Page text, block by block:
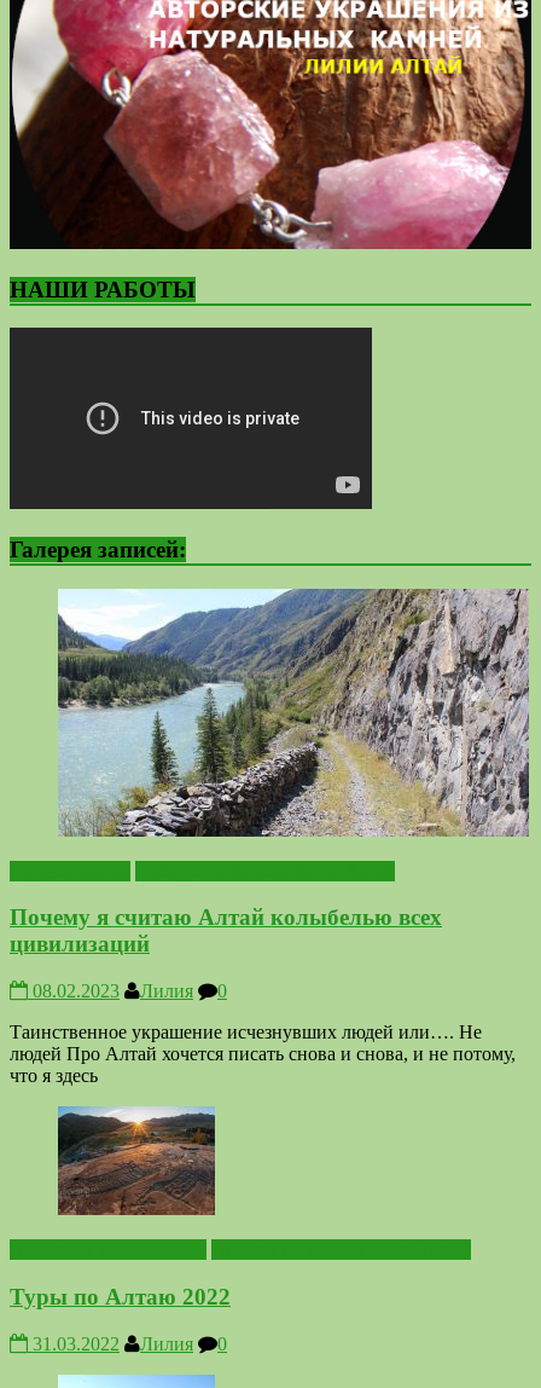
НАШИ РАБОТЫ
Галерея записей:
Почему я считаю Алтай колыбелью всех
цивилизаций
08.02.2023 Лилия
0
Таинственное украшение исчезнувших людей или…. Не
людей Про Алтай хочется писать снова и снова, и не потому,
что я здесь
Туры по Алтаю 2022
31.03.2022 Лилия 0